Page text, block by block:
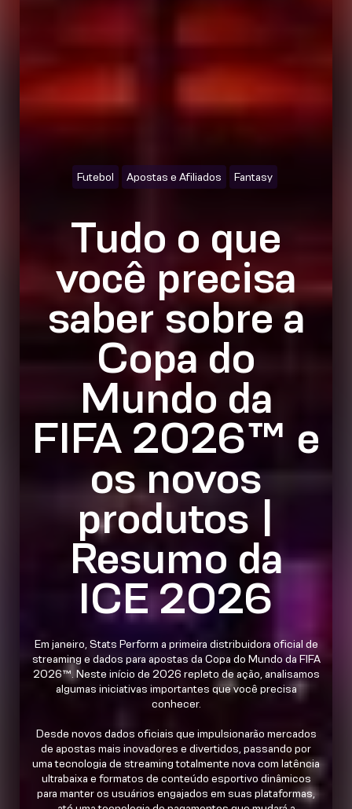
Futebol Apostas e Afiliados Fantasy
Tudo o que
você precisa
saber sobre a
Copa do
Mundo da
FIFA 2026™ e
os novos
produtos |
Resumo da
ICE 2026
Em janeiro, Stats Perform a primeira distribuidora oficial de
streaming e dados para apostas da Copa do Mundo da FIFA
2026™. Neste início de 2026 repleto de ação, analisamos
algumas iniciativas importantes que você precisa
conhecer.
Desde novos dados oficiais que impulsionarão mercados
de apostas mais inovadores e divertidos, passando por
uma tecnologia de streaming totalmente nova com latência
ultrabaixa e formatos de conteúdo esportivo dinâmicos
para manter os usuários engajados em suas plataformas,